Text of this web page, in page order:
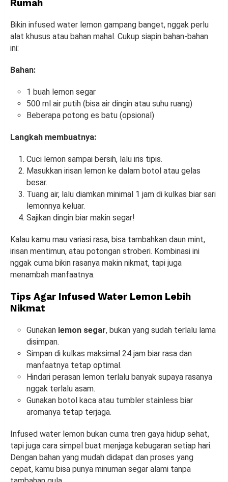
Rumah
Bikin infused water lemon gampang banget, nggak perlu
alat khusus atau bahan mahal. Cukup siapin bahan-bahan
ini:
Bahan:
1 buah lemon segar
500 ml air putih (bisa air dingin atau suhu ruang)
Beberapa potong es batu (opsional)
Langkah membuatnya:
Cuci lemon sampai bersih, lalu iris tipis.
Masukkan irisan lemon ke dalam botol atau gelas
besar.
Tuang air, lalu diamkan minimal 1 jam di kulkas biar sari
lemonnya keluar.
Sajikan dingin biar makin segar!
Kalau kamu mau variasi rasa, bisa tambahkan daun mint,
irisan mentimun, atau potongan stroberi. Kombinasi ini
nggak cuma bikin rasanya makin nikmat, tapi juga
menambah manfaatnya.
Tips Agar Infused Water Lemon Lebih
Nikmat
Gunakan lemon segar, bukan yang sudah terlalu lama
disimpan.
Simpan di kulkas maksimal 24 jam biar rasa dan
manfaatnya tetap optimal.
Hindari perasan lemon terlalu banyak supaya rasanya
nggak terlalu asam.
Gunakan botol kaca atau tumbler stainless biar
aromanya tetap terjaga.
Infused water lemon bukan cuma tren gaya hidup sehat,
tapi juga cara simpel buat menjaga kebugaran setiap hari.
Dengan bahan yang mudah didapat dan proses yang
cepat, kamu bisa punya minuman segar alami tanpa